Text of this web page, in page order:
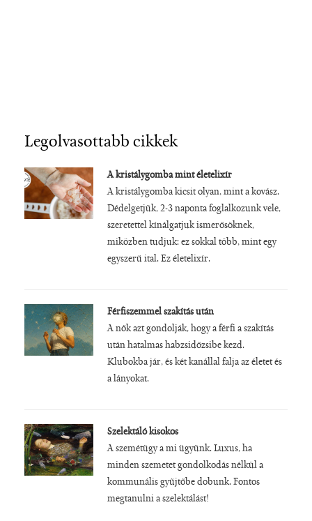
Legolvasottabb cikkek
A kristálygomba mint életelixír
A kristálygomba kicsit olyan, mint a kovász.
Dédelgetjük, 2-3 naponta foglalkozunk vele,
szeretettel kínálgatjuk ismerősöknek,
miközben tudjuk: ez sokkal több, mint egy
egyszerű ital. Ez életelixír.
Férfiszemmel szakítás után
A nők azt gondolják, hogy a férfi a szakítás
után hatalmas habzsidőzsibe kezd.
Klubokba jár, és két kanállal falja az életet és
a lányokat.
Szelektáló kisokos
A szemétügy a mi ügyünk. Luxus, ha
minden szemetet gondolkodás nélkül a
kommunális gyűjtőbe dobunk. Fontos
megtanulni a szelektálást!